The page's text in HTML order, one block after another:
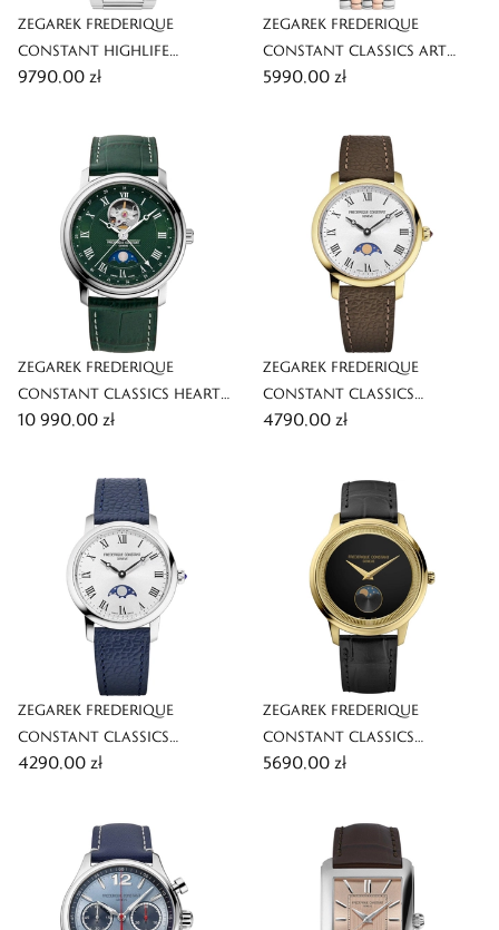
ZEGAREK FREDERIQUE
CONSTANT HIGHLIFE
AUTOMATIC COSC
9790,00 zł
ZEGAREK FREDERIQUE
CONSTANT CLASSICS ART
DECO CARREE
5990,00 zł
ZEGAREK FREDERIQUE
CONSTANT CLASSICS HEART
BEAT MOONPHASE DATE
10 990,00 zł
ZEGAREK FREDERIQUE
CONSTANT CLASSICS
SLIMLINE LADIES MOONPHASE
4790,00 zł
ZEGAREK FREDERIQUE
CONSTANT CLASSICS
SLIMLINE LADIES MOONPHASE
4290,00 zł
ZEGAREK FREDERIQUE
CONSTANT CLASSICS
MONETA MOONPHASE
5690,00 zł